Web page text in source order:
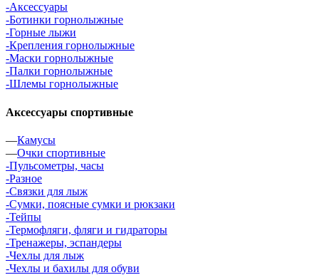
-Аксессуары
-Ботинки горнолыжные
-Горные лыжи
-Крепления горнолыжные
-Маски горнолыжные
-Палки горнолыжные
-Шлемы горнолыжные
Аксессуары спортивные
—Камусы
—Очки спортивные
-Пульсометры, часы
-Разное
-Связки для лыж
-Сумки, поясные сумки и рюкзаки
-Тейпы
-Термофляги, фляги и гидраторы
-Тренажеры, эспандеры
-Чехлы для лыж
-Чехлы и бахилы для обуви